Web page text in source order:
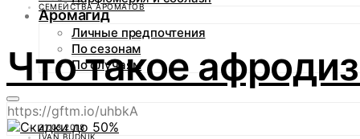
Аромагид
Личные предпочтения
По сезонам
По случаям
https://gftm.io/uhbkA
СЕМЕЙСТВА АРОМАТОВ
Что такое
31.03.2018
IVAN BUDNIK